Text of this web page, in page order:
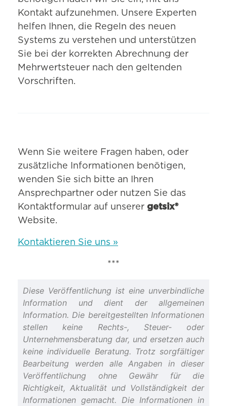
Kontakt aufzunehmen. Unsere Experten
helfen Ihnen, die Regeln des neuen
Systems zu verstehen und unterstützen
Sie bei der korrekten Abrechnung der
Mehrwertsteuer nach den geltenden
Vorschriften.
Wenn Sie weitere Fragen haben, oder
zusätzliche Informationen benötigen,
wenden Sie sich bitte an Ihren
Ansprechpartner oder nutzen Sie das
Kontaktformular auf unserer getsix®
Website.
Kontaktieren Sie uns »
***
Diese Veröffentlichung ist eine unverbindliche
Information und dient der allgemeinen
Information. Die bereitgestellten Informationen
stellen keine Rechts-, Steuer- oder
Unternehmensberatung dar, und ersetzen auch
keine individuelle Beratung. Trotz sorgfältiger
Bearbeitung werden alle Angaben in dieser
Veröffentlichung ohne Gewähr für die
Richtigkeit, Aktualität und Vollständigkeit der
Informationen gemacht. Die Informationen in